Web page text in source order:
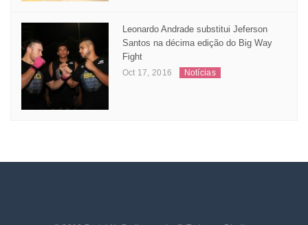
Leonardo Andrade substitui Jeferson
Santos na décima edição do Big Way
Fight
Oct 17, 2016 Notícias